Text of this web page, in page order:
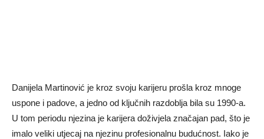
Danijela Martinović je kroz svoju karijeru prošla kroz mnoge
uspone i padove, a jedno od ključnih razdoblja bila su 1990-a.
U tom periodu njezina je karijera doživjela značajan pad, što je
imalo veliki utjecaj na njezinu profesionalnu budućnost. Iako je